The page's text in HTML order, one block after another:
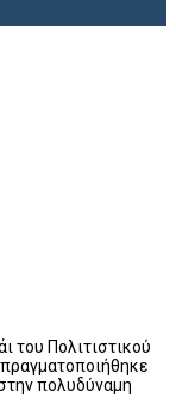
του Πολιτιστικού
πολυδύναμη